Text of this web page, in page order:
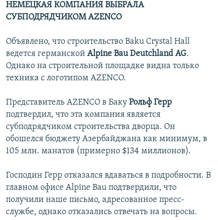
НЕМЕЦКАЯ КОМПАНИЯ ВЫБРАЛА
СУБПОДРЯДЧИКОМ AZENCO
Объявлено, что строительство Baku Crystal Hall
ведется германской Alpine Bau Deutchland AG.
Однако на строительной площадке видна только
техника с логотипом AZENCO.
Представитель AZENCO в Баку Рольф Герр
подтвердил, что эта компания является
субподрядчиком строительства дворца. Он
обошелся бюджету Азербайджана как минимум, в
105 млн. манатов (примерно $134 миллионов).
Господин Герр отказался вдаваться в подробности. В
главном офисе Alpine Bau подтвердили, что
получили наше письмо, адресованное пресс-
службе, однако отказались отвечать на вопросы.